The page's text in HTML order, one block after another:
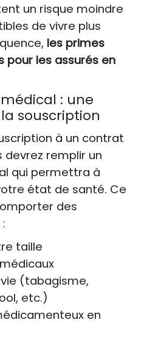
un risque moindre
de vivre plus
les primes
pour les assurés en
: une
souscription
à un contrat
devrez remplir un
qui permettra à
état de santé. Ce
des
taille
(tabagisme,
etc.)
en